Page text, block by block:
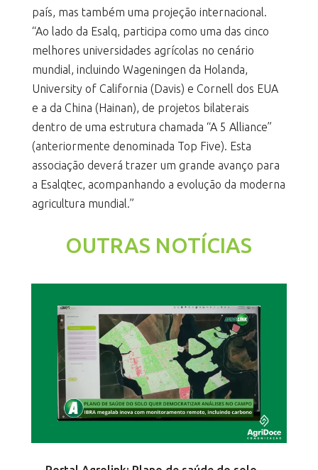
país, mas também uma projeção internacional.
“Ao lado da Esalq, participa como uma das cinco
melhores universidades agrícolas no cenário
mundial, incluindo Wageningen da Holanda,
University of California (Davis) e Cornell dos EUA
e a da China (Hainan), de projetos bilaterais
dentro de uma estrutura chamada “A 5 Alliance”
(anteriormente denominada Top Five). Esta
associação deverá trazer um grande avanço para
a Esalqtec, acompanhando a evolução da moderna
agricultura mundial.”
OUTRAS NOTÍCIAS